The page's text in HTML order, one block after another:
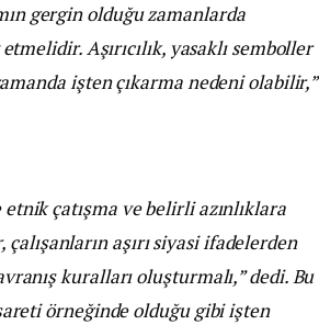
gergin olduğu zamanlarda
Aşırıcılık, yasaklı semboller
işten çıkarma nedeni olabilir,”
çatışma ve belirli azınlıklara
aşırı siyasi ifadelerden
kuralları oluşturmalı,” dedi. Bu
örneğinde olduğu gibi işten